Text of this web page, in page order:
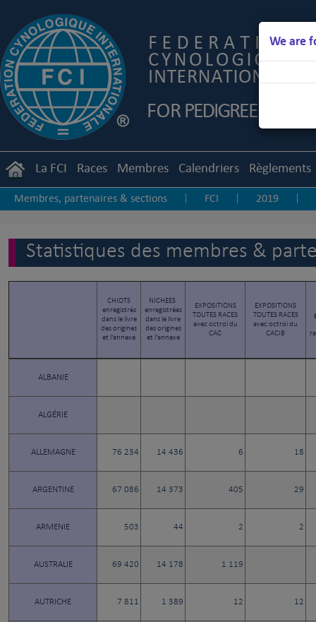
We are
La FCI Races Membres Calendriers Règlements
Membres, partenaires & sections FCI 2019
Statistiques des membres &
CHIOTS
enregistrés
dans le livre
des origines
et l'annexe
NICHEES
enregistrées
dans le livre
des origines
et l'annexe
EXPOSITIONS
TOUTES RACES
avec octroi du
CAC
EXPOSITIONS
TOUTES RACES
avec octroi du
CACIB
ALBANIE
ALGÉRIE
ALLEMAGNE 76 234 14 436 6 18
ARGENTINE 67 086 14 373 405 29
ARMENIE 503 44 2 2
AUSTRALIE 69 420 14 178 1 119
AUTRICHE 7 811 1 389 12 12